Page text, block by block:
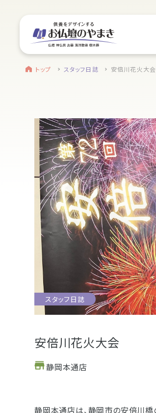
find a store お近くのお店を
駐車場
駐車場12台
所在地
〒434-0026
静岡県浜松
電話番号
053-
地図を開く
浜松店
site menu サイトメニュー
静岡のお盆
盆提灯・初盆で使う品・その他お盆用品
main service
お仏壇
お位牌
樹木葬
トップ スタッフ日誌 安倍川花火大会
スタッフ日誌
安倍川花火大会
静岡本通店
静岡本通店は、静岡市の安倍川橋